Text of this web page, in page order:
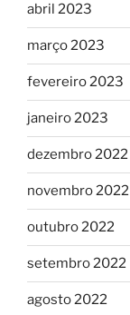
abril 2023
março 2023
fevereiro 2023
janeiro 2023
dezembro 2022
novembro 2022
outubro 2022
setembro 2022
agosto 2022